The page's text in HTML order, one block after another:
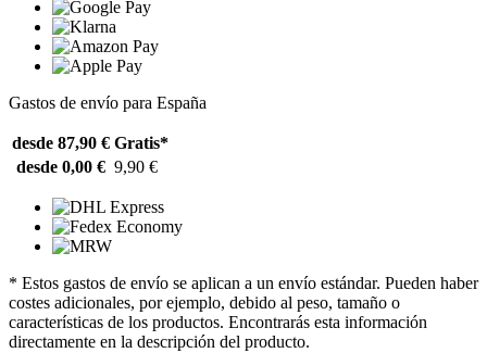
Gastos de envío para España
desde 87,90 € Gratis*
desde 0,00 € 9,90 €
* Estos gastos de envío se aplican a un envío estándar. Pueden haber
costes adicionales, por ejemplo, debido al peso, tamaño o
características de los productos. Encontrarás esta información
directamente en la descripción del producto.